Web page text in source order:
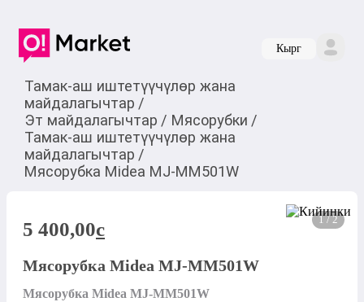
Кырг
Тамак-аш иштетүүчүлөр жана
майдалагычтар /
Эт майдалагычтар / Мясорубки /
Тамак-аш иштетүүчүлөр жана
майдалагычтар /
Мясорубка Midea MJ-MM501W
1 / 2
5 400,00c
Мясорубка Midea MJ-MM501W
Мясорубка Midea MJ-MM501W